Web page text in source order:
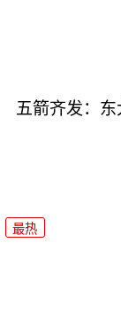
五箭齐发：
最热